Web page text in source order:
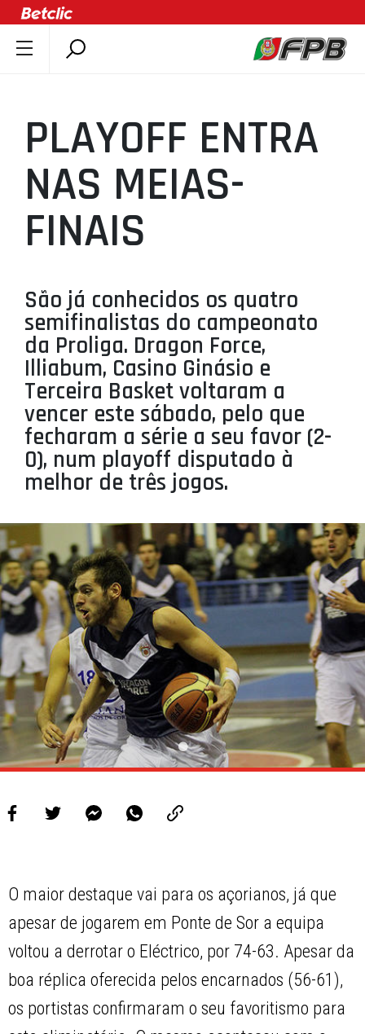
ÚLTIMAS
COMPETIÇÕES
ASSOCIAÇÕES
CLUBES
AGENTES
SELEÇÕES
MINIBASQUETE
ÁREA TÉCNICA
PROJETOS
LIGA BETCLIC MASCULINA
LIGA BETCLIC FEMININA
PLAYOFF ENTRA
NAS MEIAS-
FINAIS
São já conhecidos os quatro
semifinalistas do campeonato
da Proliga. Dragon Force,
Illiabum, Casino Ginásio e
Terceira Basket voltaram a
vencer este sábado, pelo que
fecharam a série a seu favor (2-
0), num playoff disputado à
melhor de três jogos.
O maior destaque vai para os açorianos, já que
apesar de jogarem em Ponte de Sor a equipa
voltou a derrotar o Eléctrico, por 74-63. Apesar da
boa réplica oferecida pelos encarnados (56-61),
os portistas confirmaram o seu favoritismo para